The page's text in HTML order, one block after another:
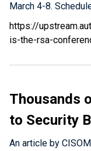
March 4-8.
https://
is-the-rsa-
Thousands
to Security
An article by